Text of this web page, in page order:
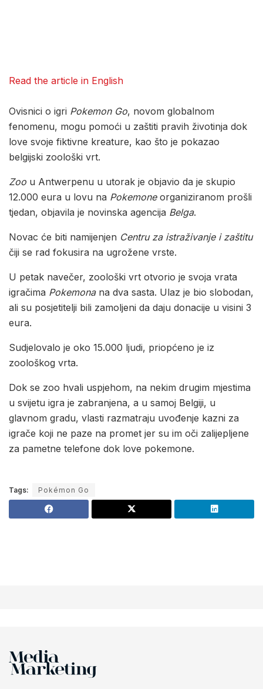
Read the article in English
Ovisnici o igri Pokemon Go, novom globalnom
fenomenu, mogu pomoći u zaštiti pravih životinja dok
love svoje fiktivne kreature, kao što je pokazao
belgijski zoološki vrt.
Zoo u Antwerpenu u utorak je objavio da je skupio
12.000 eura u lovu na Pokemoneorganiziranom prošli
tjedan, objavila je novinska agencija Belga.
Novac će biti namijenjen Centru za istraživanje i zaštitu
čiji se rad fokusira na ugrožene vrste.
U petak navečer, zoološki vrt otvorio je svoja vrata
igračima Pokemonana dva sasta. Ulaz je bio slobodan,
ali su posjetitelji bili zamoljeni da daju donacije u visini 3
eura.
Sudjelovalo je oko 15.000 ljudi, priopćeno je iz
zoološkog vrta.
Dok se zoo hvali uspjehom, na nekim drugim mjestima
u svijetu igra je zabranjena, a u samoj Belgiji, u
glavnom gradu, vlasti razmatraju uvođenje kazni za
igrače koji ne paze na promet jer su im oči zalijepljene
za pametne telefone dok love pokemone.
Tags: Pokémon Go